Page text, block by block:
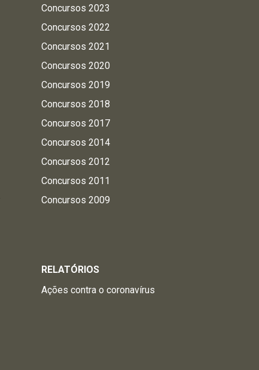
Concursos 2023
Concursos 2022
Concursos 2021
Concursos 2020
Concursos 2019
Concursos 2018
Concursos 2017
Concursos 2014
Concursos 2012
Concursos 2011
Concursos 2009
RELATÓRIOS
Ações contra o coronavírus